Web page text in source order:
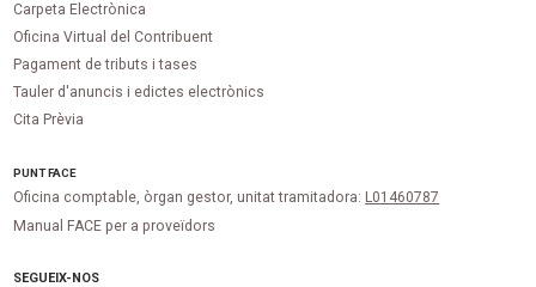
Carpeta Electrònica
Oficina Virtual del Contribuent
Pagament de tributs i tases
Tauler d'anuncis i edictes electrònics
Cita Prèvia
PUNTFACE
Oficina comptable, òrgan gestor, unitat tramitadora: L01460787
Manual FACE per a proveïdors
SEGUEIX-NOS